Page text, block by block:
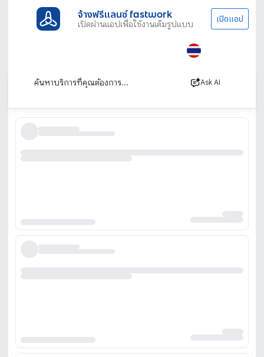
จ้างฟรีแลนซ์ fastwork
เปิดผ่านแอปเพื่อใช้งานเต็มรูปแบบ เปิดแอป
Ask AI
ติวสอบสัมภาษณ์ สอนสด ตัวต่อตัว เรียนออนไลน์
เรียงตาม